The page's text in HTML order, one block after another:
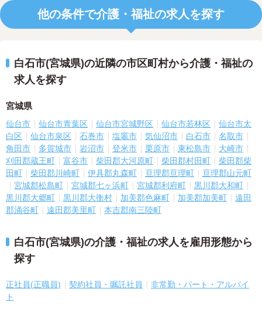
他の条件で介護・福祉の求人を探す
白石市(宮城県)の近隣の市区町村から介護・福祉の
求人を探す
宮城県
仙台市 仙台市青葉区 仙台市宮城野区 仙台市若林区
仙台市太
白区
仙台市泉区 石巻市 塩竈市 気仙沼市 白石市
名取市
角田市
多賀城市 岩沼市 登米市 栗原市 東松島市
大崎市
刈田郡蔵王町
富谷市 柴田郡大河原町 柴田郡村田町
柴田郡柴
田町
柴田郡川崎町 伊具郡丸森町 亘理郡亘理町
亘理郡山元町
宮城郡松島町
宮城郡七ヶ浜町 宮城郡利府町
黒川郡大和町
黒川郡大郷町
黒川郡大衡村 加美郡色麻町 加美郡加美町
遠田
郡涌谷町
遠田郡美里町 本吉郡南三陸町
白石市(宮城県)の介護・福祉の求人を雇用形態から
探す
正社員(正職員) 契約社員・嘱託社員
非常勤・パート・アルバイ
ト